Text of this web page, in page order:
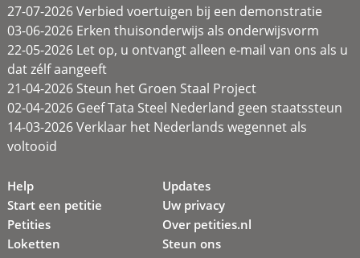
27-07-2026 Verbied voertuigen bij een demonstratie
03-06-2026 Erken thuisonderwijs als onderwijsvorm
22-05-2026 Let op, u ontvangt alleen e-mail van ons als u
dat zélf aangeeft
21-04-2026 Steun het Groen Staal Project
02-04-2026 Geef Tata Steel Nederland geen staatssteun
14-03-2026 Verklaar het Nederlands wegennet als
voltooid
Help
Start een petitie
Petities
Loketten
Updates
Uw privacy
Over petities.nl
Steun ons